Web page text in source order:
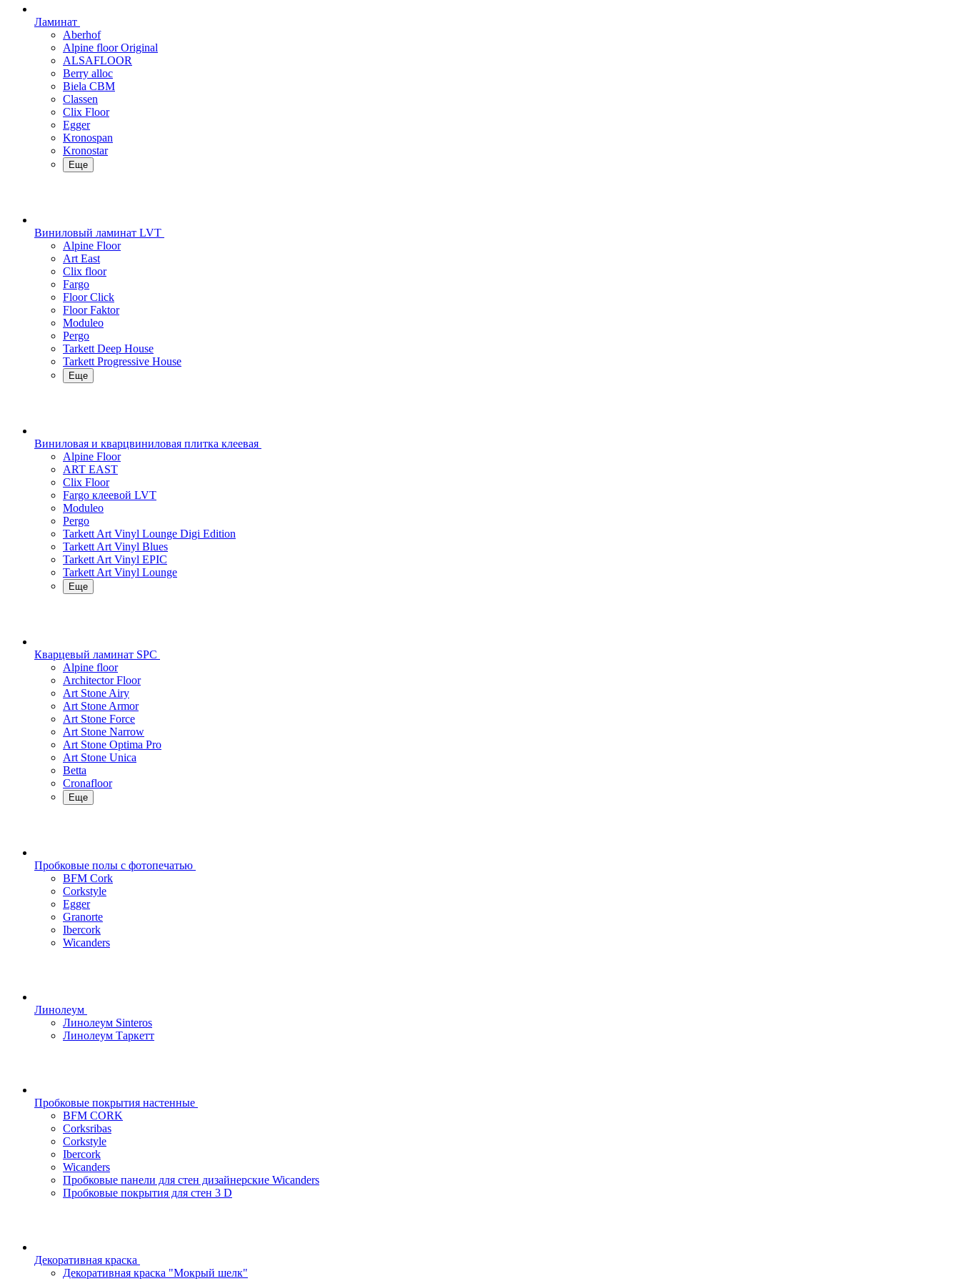
Ламинат
Aberhof
Alpine floor Original
ALSAFLOOR
Berry alloc
Biela CBM
Classen
Clix Floor
Egger
Kronospan
Kronostar
Еще
Виниловый ламинат LVT
Alpine Floor
Art East
Clix floor
Fargo
Floor Click
Floor Faktor
Moduleo
Pergo
Tarkett Deep House
Tarkett Progressive House
Еще
Виниловая и кварцвиниловая плитка клеевая
Alpine Floor
ART EAST
Clix Floor
Fargo клеевой LVT
Moduleo
Pergo
Tarkett Art Vinyl Lounge Digi Edition
Tarkett Art Vinyl Blues
Tarkett Art Vinyl EPIC
Tarkett Art Vinyl Lounge
Еще
Кварцевый ламинат SPC
Alpine floor
Architector Floor
Art Stone Airy
Art Stone Armor
Art Stone Force
Art Stone Narrow
Art Stone Optima Pro
Art Stone Unica
Betta
Cronafloor
Еще
Пробковые полы с фотопечатью
BFM Cork
Corkstyle
Egger
Granorte
Ibercork
Wicanders
Линолеум
Линолеум Sinteros
Линолеум Таркетт
Пробковые покрытия настенные
BFM CORK
Corksribas
Corkstyle
Ibercork
Wicanders
Пробковые панели для стен дизайнерские Wicanders
Пробковые покрытия для стен 3 D
Декоративная краска
Декоративная краска "Мокрый шелк"